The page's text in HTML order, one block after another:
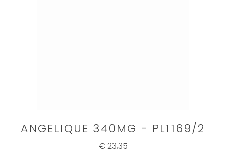
ANGELIQUE 340MG - PL1169/2
€ 23,35